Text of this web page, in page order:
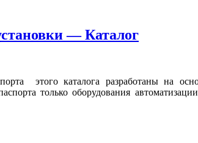
— Каталог
этого каталога разработаны на
только оборудования